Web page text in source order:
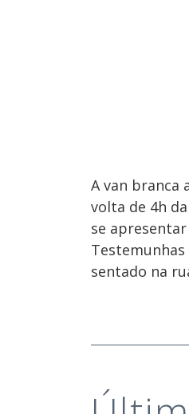
A van branca
volta de 4h
se
sentado na